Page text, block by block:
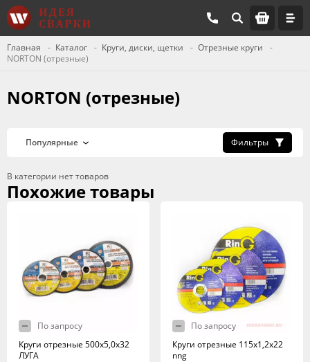
Главная Каталог Круги, диски, щетки
Отрезные круги
NORTON (отрезные)
NORTON (отрезные)
Фильтры
В категории нет товаров
Похожие товары
По запросу
Круги отрезные 500х5,0х32
ЛУГА
По запросу
Круги отрезные 115х1,2х22
nng